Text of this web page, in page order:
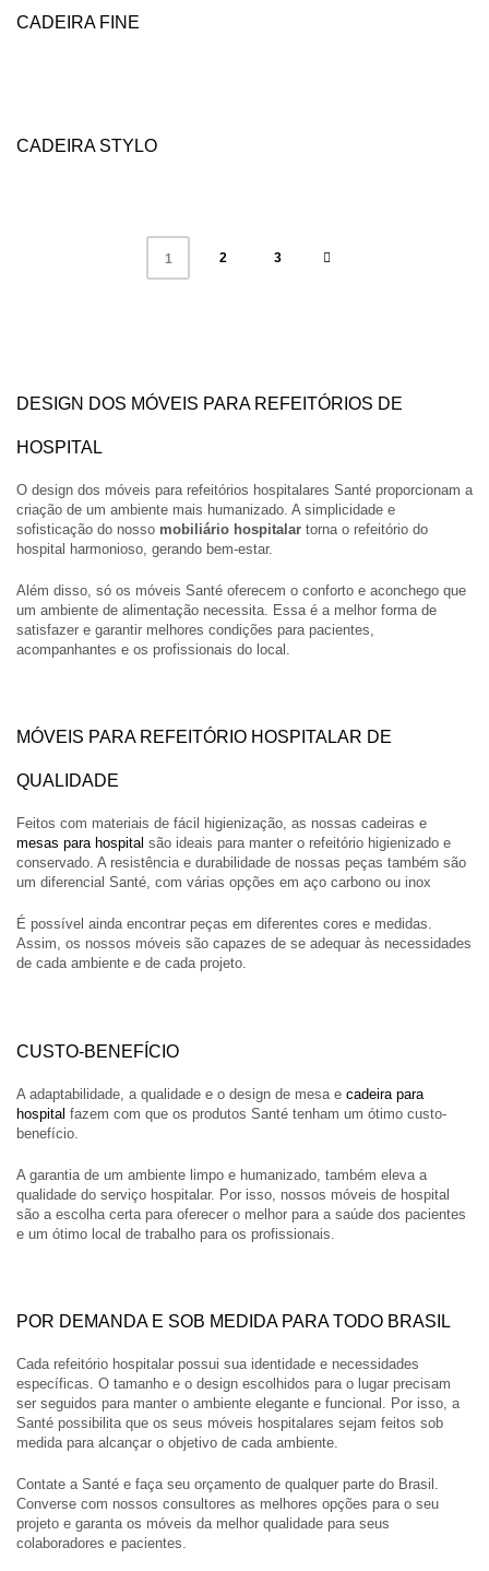
CADEIRA FINE
CADEIRA STYLO
1 2 3
DESIGN DOS MÓVEIS PARA REFEITÓRIOS DE
HOSPITAL
O design dos móveis para refeitórios hospitalares Santé proporcionam a
criação de um ambiente mais humanizado. A simplicidade e
sofisticação do nosso mobiliário hospitalar torna o refeitório do
hospital harmonioso, gerando bem-estar.
Além disso, só os móveis Santé oferecem o conforto e aconchego que
um ambiente de alimentação necessita. Essa é a melhor forma de
satisfazer e garantir melhores condições para pacientes,
acompanhantes e os profissionais do local.
MÓVEIS PARA REFEITÓRIO HOSPITALAR DE
QUALIDADE
Feitos com materiais de fácil higienização, as nossas cadeiras e
mesas para hospital são ideais para manter o refeitório higienizado e
conservado. A resistência e durabilidade de nossas peças também são
um diferencial Santé, com várias opções em aço carbono ou inox
É possível ainda encontrar peças em diferentes cores e medidas.
Assim, os nossos móveis são capazes de se adequar às necessidades
de cada ambiente e de cada projeto.
CUSTO-BENEFÍCIO
A adaptabilidade, a qualidade e o design de mesa e cadeira para
hospital fazem com que os produtos Santé tenham um ótimo custo-
benefício.
A garantia de um ambiente limpo e humanizado, também eleva a
qualidade do serviço hospitalar. Por isso, nossos móveis de hospital
são a escolha certa para oferecer o melhor para a saúde dos pacientes
e um ótimo local de trabalho para os profissionais.
POR DEMANDA E SOB MEDIDA PARA TODO BRASIL
Cada refeitório hospitalar possui sua identidade e necessidades
específicas. O tamanho e o design escolhidos para o lugar precisam
ser seguidos para manter o ambiente elegante e funcional. Por isso, a
Santé possibilita que os seus móveis hospitalares sejam feitos sob
medida para alcançar o objetivo de cada ambiente.
Contate a Santé e faça seu orçamento de qualquer parte do Brasil.
Converse com nossos consultores as melhores opções para o seu
projeto e garanta os móveis da melhor qualidade para seus
colaboradores e pacientes.